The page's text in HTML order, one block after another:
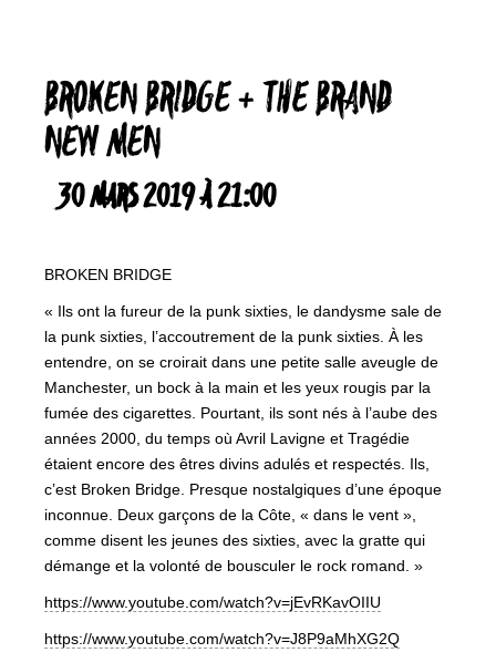
BROKEN BRIDGE + THE BRAND
NEW MEN
30 MARS 2019 À 21:00
BROKEN BRIDGE
« Ils ont la fureur de la punk sixties, le dandysme sale de
la punk sixties, l’accoutrement de la punk sixties. À les
entendre, on se croirait dans une petite salle aveugle de
Manchester, un bock à la main et les yeux rougis par la
fumée des cigarettes. Pourtant, ils sont nés à l’aube des
années 2000, du temps où Avril Lavigne et Tragédie
étaient encore des êtres divins adulés et respectés. Ils,
c’est Broken Bridge. Presque nostalgiques d’une époque
inconnue. Deux garçons de la Côte, « dans le vent »,
comme disent les jeunes des sixties, avec la gratte qui
démange et la volonté de bousculer le rock romand. »
https://www.youtube.com/watch?v=jEvRKavOIIU
https://www.youtube.com/watch?v=J8P9aMhXG2Q